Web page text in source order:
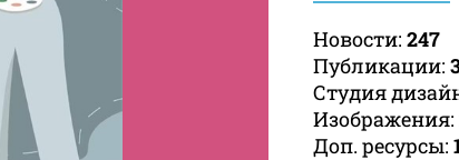
Новости: 247
Публикации:
Студия
Изображения:
Доп. ресурсы: